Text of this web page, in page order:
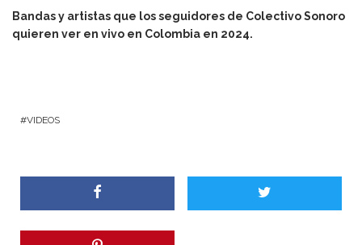
Bandas y artistas que los seguidores de Colectivo Sonoro
quieren ver en vivo en Colombia en 2024.
VIDEOS